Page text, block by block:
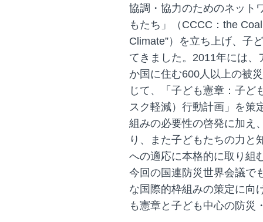
協調・協力のためのネット
もたち」（CCCC：the
Climate”）を立ち上げ、子
てきました。2011年には
か国に住む600人以上の被
じて、「子ども憲章：子ど
スク軽減）行動計画」を策
組みの必要性の啓発に加え
り、また子どもたちの力と
への適応に本格的に取り組
今回の国連防災世界会議で
な国際的枠組みの策定に向
も憲章と子ども中心の防災